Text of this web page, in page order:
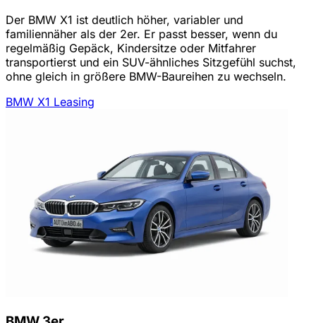
Der BMW X1 ist deutlich höher, variabler und
familiennäher als der 2er. Er passt besser, wenn du
regelmäßig Gepäck, Kindersitze oder Mitfahrer
transportierst und ein SUV-ähnliches Sitzgefühl suchst,
ohne gleich in größere BMW-Baureihen zu wechseln.
BMW X1 Leasing